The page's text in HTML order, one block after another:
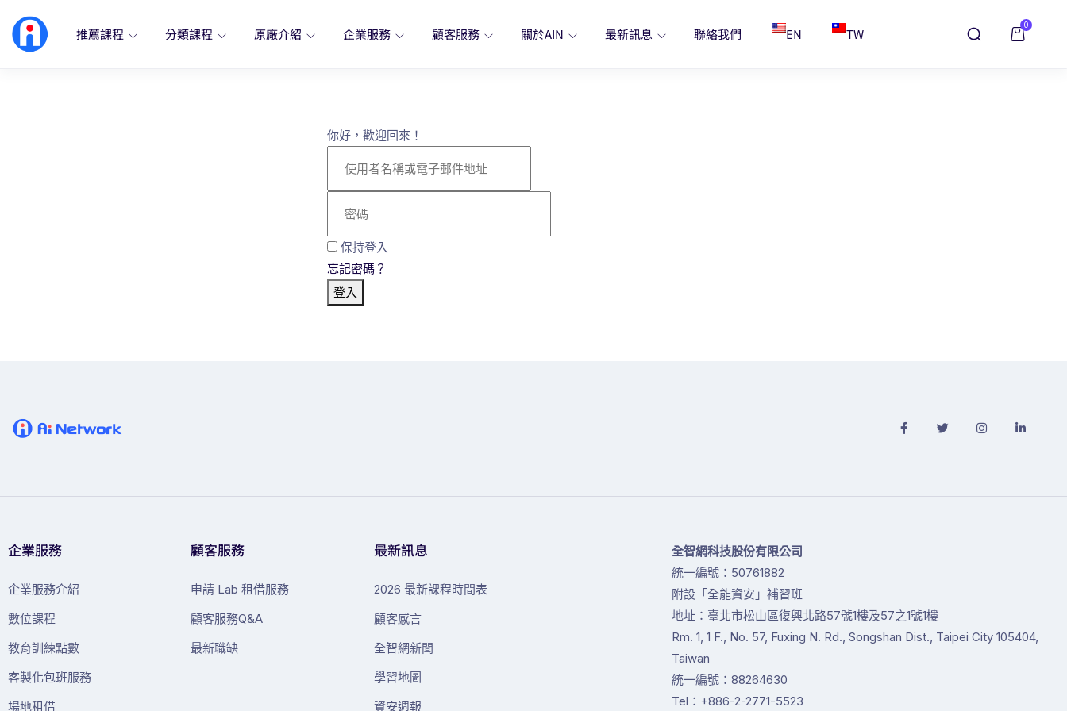
推薦課程 分類課程 原廠介紹 企業服務 顧客服務 關於AIN 最新訊息 聯絡我們 EN TW
0
你好，歡迎回來！
保持登入
忘記密碼？
登入
企業服務
企業服務介紹
數位課程
教育訓練點數
客製化包班服務
場地租借
顧客服務
申請 Lab 租借服務
顧客服務Q&A
最新職缺
最新訊息
2026 最新課程時間表
顧客感言
全智網新聞
學習地圖
資安週報
全智網科技股份有限公司
統一編號：50761882
附設「全能資安」補習班
地址：臺北市松山區復興北路57號1樓及57之1號1樓
Rm. 1, 1 F., No. 57, Fuxing N. Rd., Songshan Dist., Taipei City 105404,
Taiwan
統一編號：88264630
Tel：+886-2-2771-5523